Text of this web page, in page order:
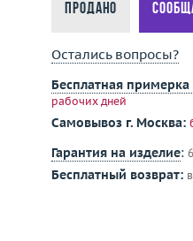
Продано
Остались вопросы?
Бесплатная
рабочих дней
Самовывоз г. Москва:
Гарантия на изделие:
Бесплатный возврат: